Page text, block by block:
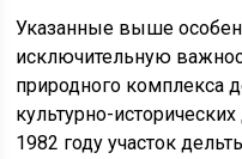
Указанные выше
исключительную
природного комплекса
культурно-
1982 году участок